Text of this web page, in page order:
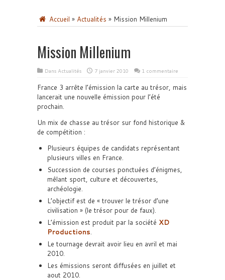
Accueil » Actualités » Mission Millenium
Mission Millenium
Dans Actualités 7 janvier 2010 1 commentaire
France 3 arrête l’émission la carte au trésor, mais
lancerait une nouvelle émission pour l’été
prochain.
Un mix de chasse au trésor sur fond historique &
de compétition :
Plusieurs équipes de candidats représentant
plusieurs villes en France.
Succession de courses ponctuées d’énigmes,
mêlant sport, culture et découvertes,
archéologie.
L’objectif est de « trouver le trésor d’une
civilisation » (le trésor pour de faux).
L’émission est produit par la société XD
Productions.
Le tournage devrait avoir lieu en avril et mai
2010.
Les émissions seront diffusées en juillet et
aout 2010.